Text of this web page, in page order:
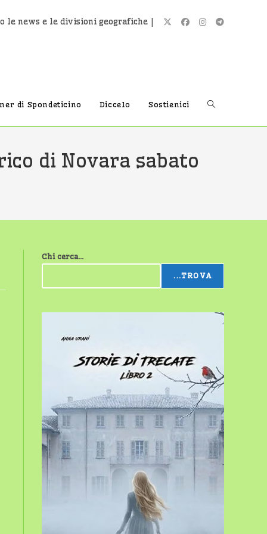
le news e le divisioni geografiche |
di Spondeticino Diccelo Sostienici Attiva/
sito
web
di Novara sabato
Chi cerca...
...TROVA